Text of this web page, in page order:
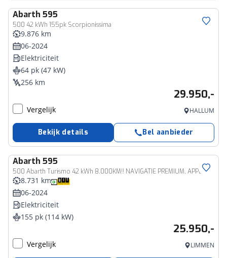
Abarth 595
500 42 kWh 155pk Scorpionissima
9.876 km
06-2024
Elektriciteit
64 pk (47 kW)
256 km
29.950,-
Vergelijk HALLUM
Bekijk details Bel aanbieder
Abarth 595
500 Abarth Turismo 42 kWh 8.000KM!! NAVIGATIE PREMIUM, APPLE CARPLAY, DAB, PANORAMADAK, STOELVERWARMING, DODEHOEK ASSIST, SPOOR ASSIST, PARKEERHULP V/A, ACHTERUITRIJCAMERA, 18"ABARTH L/M VELGEN, ENZ. ENZ. NIEUWPRIJS €41.490,-!!
8.731 km
06-2024
Elektriciteit
155 pk (114 kW)
25.950,-
Vergelijk LIMMEN